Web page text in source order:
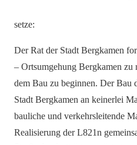
setze:
Der Rat der Stadt Bergkamen
– Ortsumgehung Bergkamen zu
dem Bau zu beginnen. Der Bau
Stadt Bergkamen an keinerlei
bauliche und verkehrsleitende
Realisierung der L821n